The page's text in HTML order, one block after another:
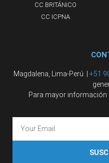
CC BRITÁNICO
CC ICPNA
Magdalena, Lima-Perú | +51
Para mayor información